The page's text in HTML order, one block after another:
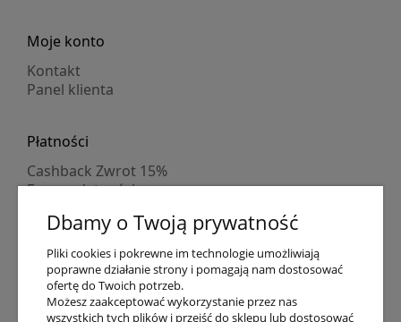
Moje konto
Kontakt
Panel klienta
Płatności
Cashback Zwrot 15%
Formy płatności
Numer konta
PayPo kupujesz, nie płacisz
Progi rabatowe
Promocje
Dbamy o Twoją prywatność
Pliki cookies i pokrewne im technologie umożliwiają
poprawne działanie strony i pomagają nam dostosować
ofertę do Twoich potrzeb.
Możesz zaakceptować wykorzystanie przez nas
wszystkich tych plików i przejść do sklepu lub dostosować